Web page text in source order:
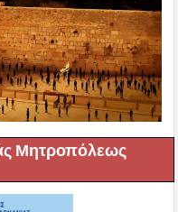
Μητροπόλεως